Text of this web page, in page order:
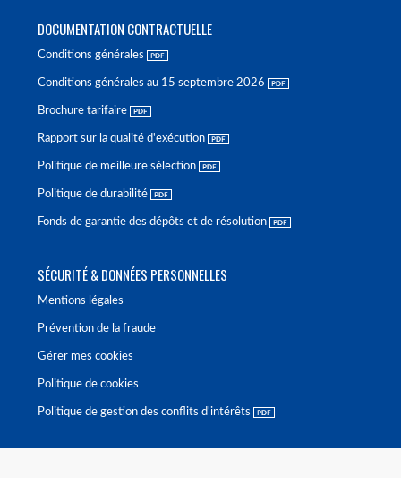
DOCUMENTATION CONTRACTUELLE
Conditions générales
Conditions générales au 15 septembre 2026
Brochure tarifaire
Rapport sur la qualité d'exécution
Politique de meilleure sélection
Politique de durabilité
Fonds de garantie des dépôts et de résolution
SÉCURITÉ & DONNÉES PERSONNELLES
Mentions légales
Prévention de la fraude
Gérer mes cookies
Politique de cookies
Politique de gestion des conflits d'intérêts